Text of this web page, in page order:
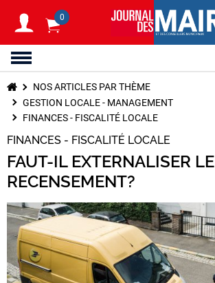
0
NOS ARTICLES PAR THÈME
GESTION LOCALE - MANAGEMENT
FINANCES - FISCALITÉ LOCALE
FINANCES - FISCALITÉ LOCALE
FAUT-IL EXTERNALISER LE
RECENSEMENT?